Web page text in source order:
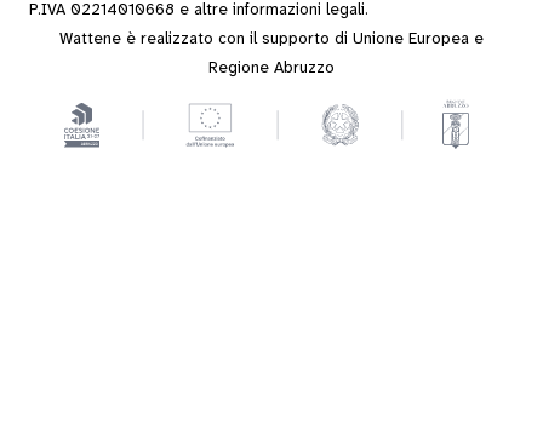
P.IVA 02214010668 e altre informazioni legali.
Wattene è realizzato con il supporto di Unione Europea e
Regione Abruzzo